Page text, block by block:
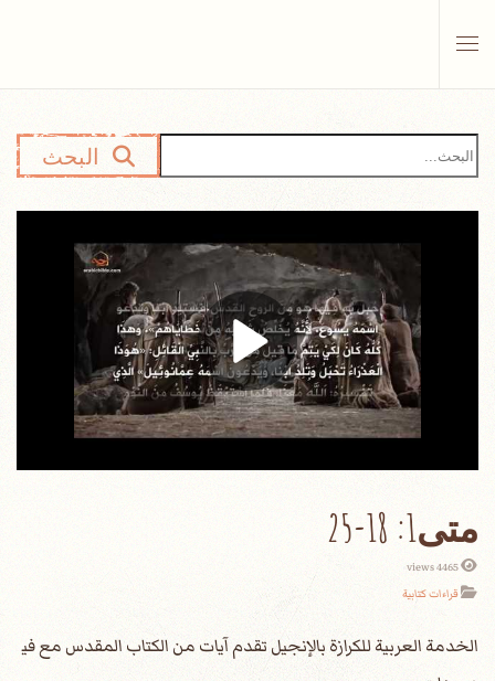
البحث
متى1: 18-25
4465 views
قراءات كتابية
الخدمة العربية للكرازة بالإنجيل تقدم آيات من الكتاب المقدس مع في